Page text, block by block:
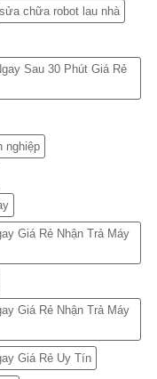
sửa chữa robot lau nhà
Sau 30 Phút Giá Rẻ
nghiệp
Giá Rẻ Nhận Trả Máy
Giá Rẻ Nhận Trả Máy
Giá Rẻ Uy Tín